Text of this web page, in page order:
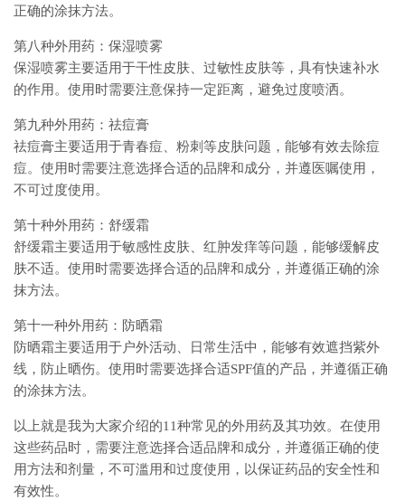
正确的涂抹方法。
第八种外用药：保湿喷雾
保湿喷雾主要适用于干性皮肤、过敏性皮肤等，具有快速补水
的作用。使用时需要注意保持一定距离，避免过度喷洒。
第九种外用药：祛痘膏
祛痘膏主要适用于青春痘、粉刺等皮肤问题，能够有效去除痘
痘。使用时需要注意选择合适的品牌和成分，并遵医嘱使用，
不可过度使用。
第十种外用药：舒缓霜
舒缓霜主要适用于敏感性皮肤、红肿发痒等问题，能够缓解皮
肤不适。使用时需要选择合适的品牌和成分，并遵循正确的涂
抹方法。
第十一种外用药：防晒霜
防晒霜主要适用于户外活动、日常生活中，能够有效遮挡紫外
线，防止晒伤。使用时需要选择合适SPF值的产品，并遵循正确
的涂抹方法。
以上就是我为大家介绍的11种常见的外用药及其功效。在使用
这些药品时，需要注意选择合适品牌和成分，并遵循正确的使
用方法和剂量，不可滥用和过度使用，以保证药品的安全性和
有效性。